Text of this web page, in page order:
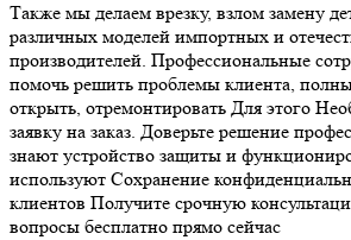
Также мы делаем врезку, взлом замену
различных моделей импортных и
производителей. Профессиональные
помочь решить проблемы клиента,
открыть, отремонтировать Для этого
заявку на заказ. Доверьте решение
знают устройство защиты и
используют Сохранение
клиентов Получите срочную
вопросы бесплатно прямо сейчас